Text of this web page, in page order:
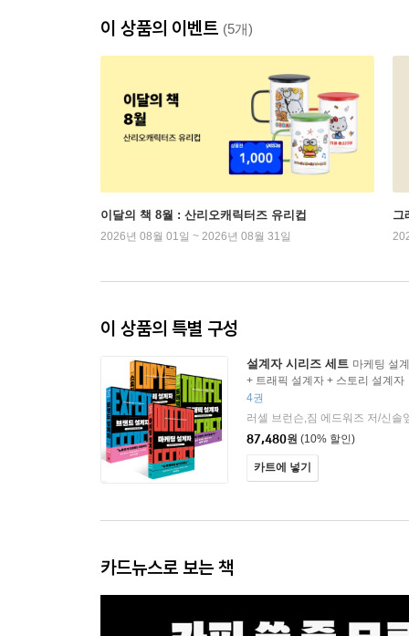
이 상품의 이벤트 (5개)
이달의 책 8월 : 산리오캐릭터즈 유리컵
2026년 08월 01일 ~ 2026년 08월 31일
그
이 상품의 특별 구성
설계자 시리즈 세트 마케팅 설
+ 트래픽 설계자 + 스토리 설계자
4권
87,480원 (10% 할인)
카트에 넣기
카드뉴스로 보는 책